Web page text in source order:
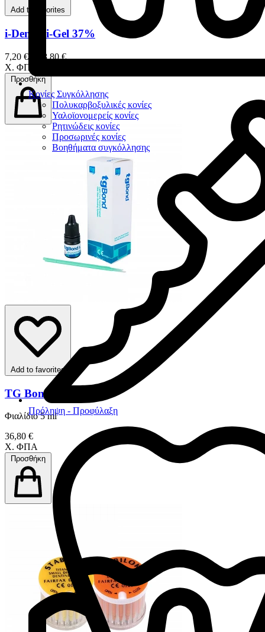
Κονίες Συγκόλλησης
Πολυκαρβοξυλικές κονίες
Υαλοϊονομερείς κονίες
Ρητινώδεις κονίες
Προσωρινές κονίες
Βοηθήματα συγκόλλησης
Πρόληψη - Προφύλαξη
Add to favorites
i-Dental i-Gel 37%
7,20 € – 38,80 €
Χ. ΦΠΑ
Προσθήκη
Add to favorites
TG Bond
Φιαλίδιο 5 ml
36,80 €
Χ. ΦΠΑ
Προσθήκη